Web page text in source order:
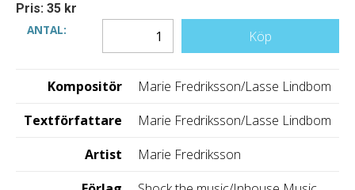
Pris: 35 kr
ANTAL:
Köp
Kompositör
Marie Fredriksson/Lasse Lindbom
Textförfattare
Marie Fredriksson/Lasse Lindbom
Artist
Marie Fredriksson